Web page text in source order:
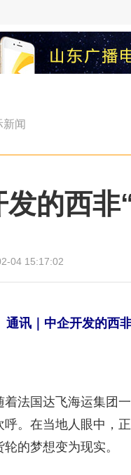
新闻
的西
04 15:17:02
通讯｜中企开发的西
法国达飞海运集团
。在当地人眼中，
的梦想变为现实。